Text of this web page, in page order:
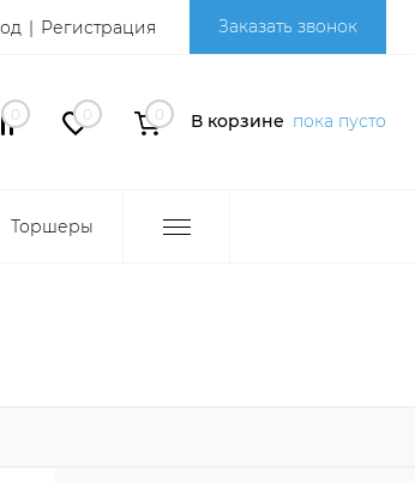
Регистрация Заказать звонок
0 0 0 В корзине пока пусто
Торшеры